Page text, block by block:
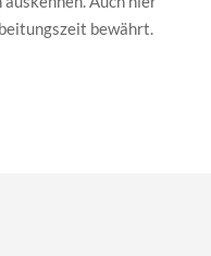
bewährt.